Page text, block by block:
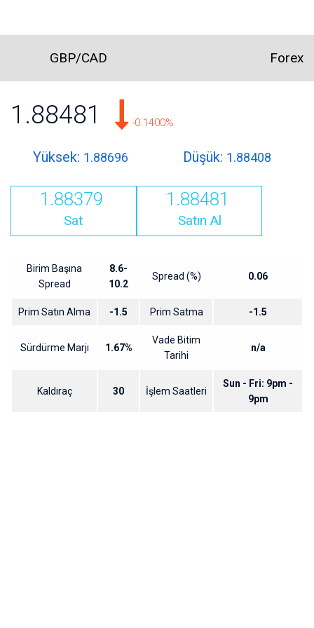
GBP/CAD Forex
1.88481 -0.1400%
Yüksek: 1.88696 Düşük: 1.88408
1.88379
Sat
1.88481
Satın Al
Birim Başına
Spread
8.6-
10.2
Spread (%) 0.06
Prim Satın Alma -1.5 Prim Satma -1.5
Sürdürme Marjı 1.67%
Vade Bitim
Tarihi
n/a
Kaldıraç 30 İşlem Saatleri
Sun - Fri: 9pm -
9pm